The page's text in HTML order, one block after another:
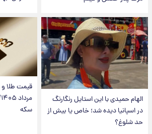
الهام حمیدی با این استایل رنگارنگ
در اسپانیا دیده شد؛ خاص یا بیش از
حد شلوغ؟
سکه